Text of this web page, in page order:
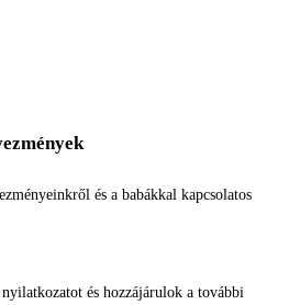
és a babákkal kapcsolatos
és hozzájárulok a további